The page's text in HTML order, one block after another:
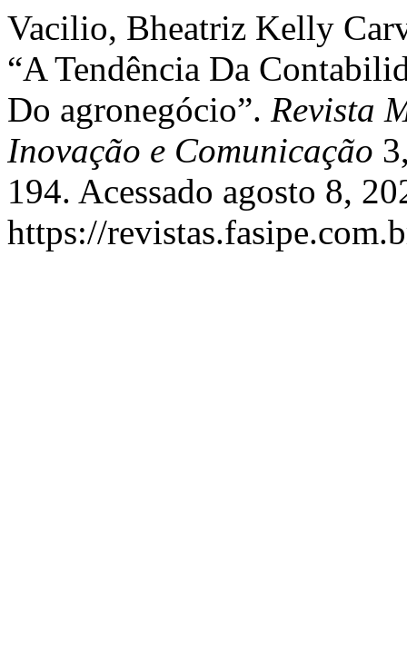
Vacilio, Bheatriz Kelly
“A Tendência Da
Do agronegócio”. Revista
Inovação e Comunicação
194. Acessado agosto 8,
https://